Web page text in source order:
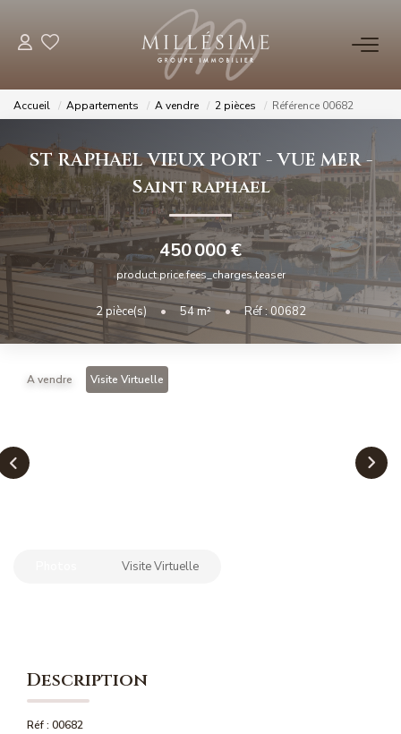
NOS OFFRES
Nos Biens Vendus
NOS AGENCES
Nos Agences
Nos Équipes
ESTIMATION
Accueil Appartements A vendre 2 pièces Référence 00682
ST RAPHAEL VIEUX PORT - VUE MER-
Saint raphael
450 000 €
product.price.fees_charges.teaser
2pièce(s) • 54m² • Réf : 00682
A vendre Visite Virtuelle
Visite Virtuelle
Description
Réf : 00682